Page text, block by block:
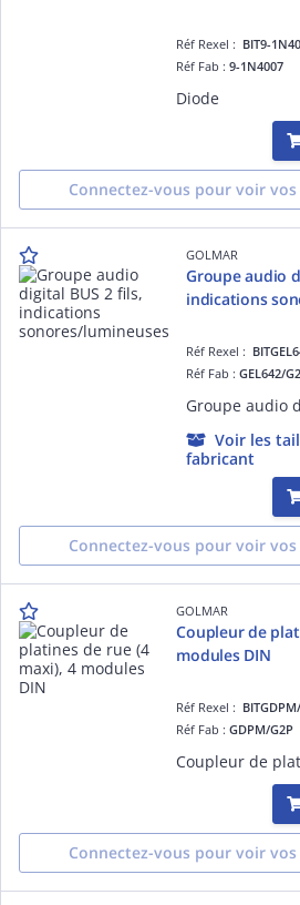
Réf Rexel : BIT9-
Réf Fab :9-1N4007
Diode
Connectez-vous pour voir
GOLMAR
Groupe audio
indications
Réf Rexel :
Réf Fab : GEL642/
Voir les
fabricant
Connectez-vous pour voir
GOLMAR
Coupleur de
modules DIN
Réf Rexel :
Réf Fab :GDPM/G2P
Connectez-vous pour voir